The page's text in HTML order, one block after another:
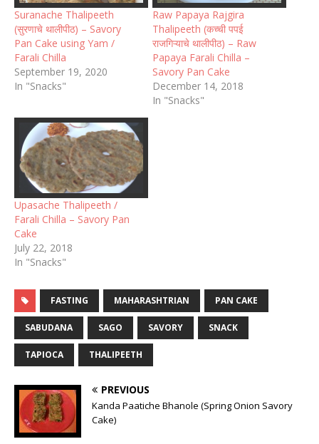
Suranache Thalipeeth
(सुरणाचे थालीपीठ) – Savory
Pan Cake using Yam /
Farali Chilla
September 19, 2020
In "Snacks"
Raw Papaya Rajgira
Thalipeeth (कच्ची पपई
राजगिऱ्याचे थालीपीठ) – Raw
Papaya Farali Chilla –
Savory Pan Cake
December 14, 2018
In "Snacks"
Upasache Thalipeeth /
Farali Chilla – Savory Pan
Cake
July 22, 2018
In "Snacks"
FASTING MAHARASHTRIAN PAN CAKE
SABUDANA SAGO SAVORY SNACK
TAPIOCA THALIPEETH
PREVIOUS
Kanda Paatiche Bhanole (Spring Onion Savory
Cake)